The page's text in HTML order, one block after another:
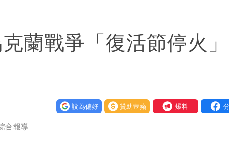
節！明雨量「紅到發紫」
擁232公斤黃金仍接案！同業酸：我輩楷模
航班3大注意事項快看
蘭戰爭「復活節停火
設為偏好 贊助壹蘋 我要爆料
合報導